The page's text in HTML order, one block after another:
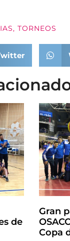
, TORNEOS
de
Gran
Copa